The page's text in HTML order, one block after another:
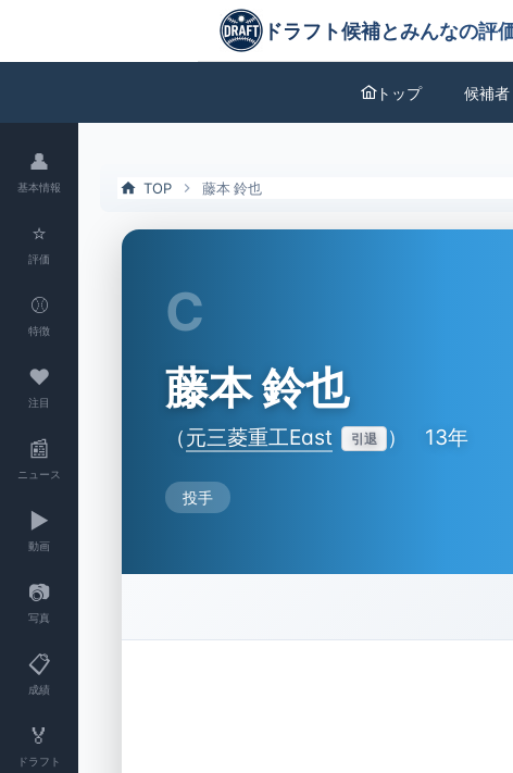
藤本 鈴也（元三菱重工East）の特徴とドラフト評価 | ドラフト候補とみん
ドラフト候補とみんなの評価
トップ 候補者
👤
基本情報
⭐
評価
⚾
特徴
❤
注目
📰
ニュース
▶️
動画
📷
写真
📋
成績
🏅
ドラフト
TOP 藤本 鈴也
C
藤本 鈴也
（元三菱重工East 引退 ） 13年
投手